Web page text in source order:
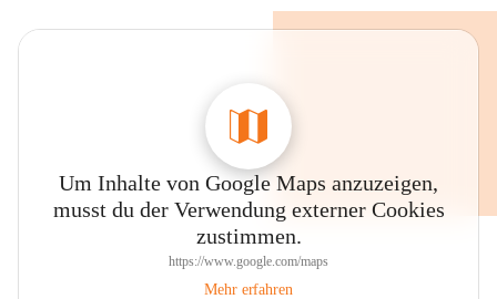
Um Inhalte von Google Maps anzuzeigen,
musst du der Verwendung externer Cookies
zustimmen.
https://www.google.com/maps
Mehr erfahren